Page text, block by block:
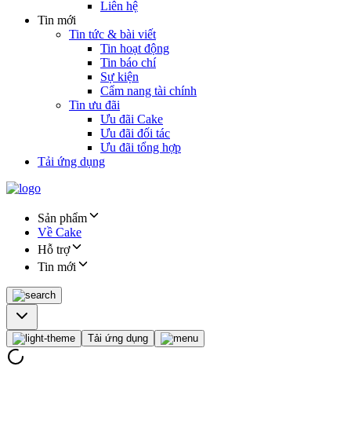
Liên hệ
Tin mới
Tin tức & bài viết
Tin hoạt động
Tin báo chí
Sự kiện
Cẩm nang tài chính
Tin ưu đãi
Ưu đãi Cake
Ưu đãi đối tác
Ưu đãi tổng hợp
Tải ứng dụng
Sản phẩm
Về Cake
Hỗ trợ
Tin mới
Tải ứng dụng